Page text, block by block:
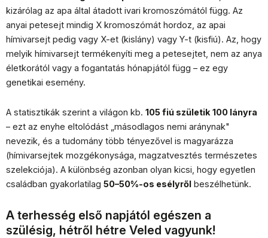
kizárólag az apa által átadott ivari kromoszómától függ. Az
anyai petesejt mindig X kromoszómát hordoz, az apai
hímivarsejt pedig vagy X-et (kislány) vagy Y-t (kisfiú). Az, hogy
melyik hímivarsejt termékenyíti meg a petesejtet, nem az anya
életkorától vagy a fogantatás hónapjától függ – ez egy
genetikai esemény.
A statisztikák szerint a világon kb. 105 fiú születik 100 lányra
– ezt az enyhe eltolódást „másodlagos nemi aránynak"
nevezik, és a tudomány több tényezővel is magyarázza
(hímivarsejtek mozgékonysága, magzatvesztés természetes
szelekciója). A különbség azonban olyan kicsi, hogy egyetlen
családban gyakorlatilag 50–50%-os esélyről beszélhetünk.
A terhesség első napjától egészen a
szülésig, hétről hétre Veled vagyunk!